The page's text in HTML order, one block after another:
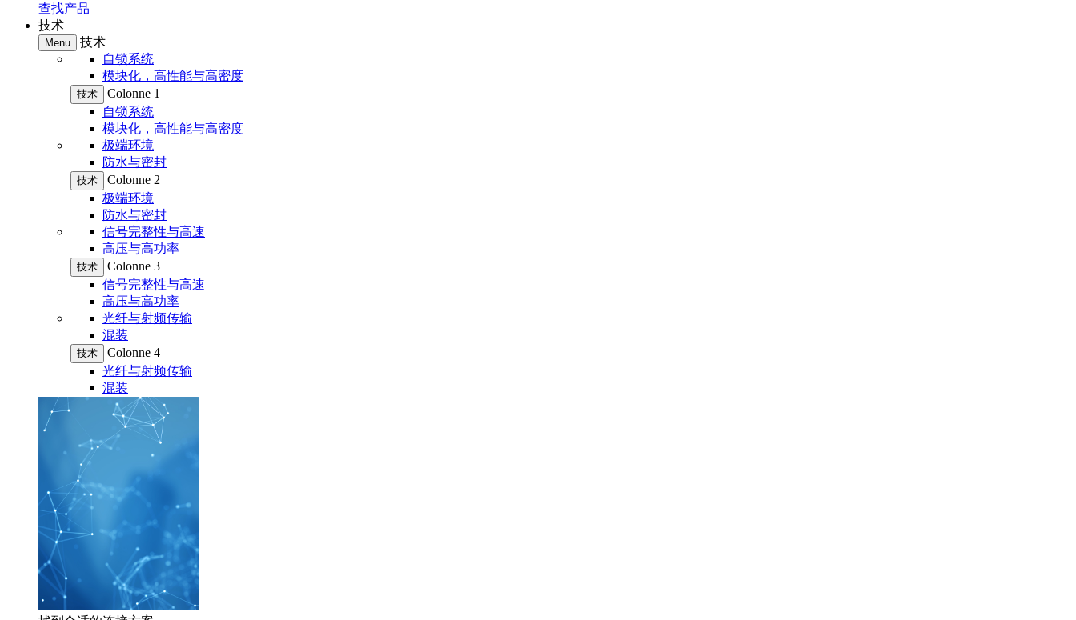
查找产品
技术
Menu
技术
自锁系统
模块化，高性能与高密度
技术
Colonne 1
自锁系统
模块化，高性能与高密度
极端环境
防水与密封
技术
Colonne 2
极端环境
防水与密封
信号完整性与高速
高压与高功率
技术
Colonne 3
信号完整性与高速
高压与高功率
光纤与射频传输
混装
技术
Colonne 4
光纤与射频传输
混装